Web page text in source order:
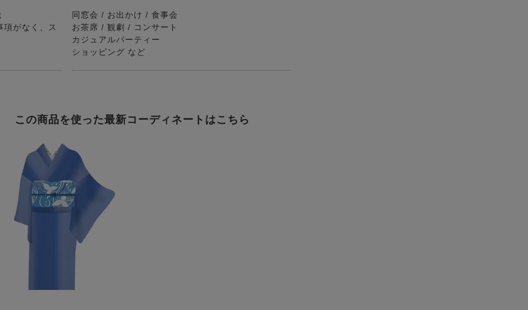
がなく、ス
同窓会 / お出かけ / 食事会
お茶席 / 観劇 / コンサート
カジュアルパーティー
ショッピング など
この商品を使った最新コーディネートはこちら